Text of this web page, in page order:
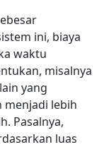
ini, biaya
waktu
misalnya
yang
menjadi lebih
Pasalnya,
luas